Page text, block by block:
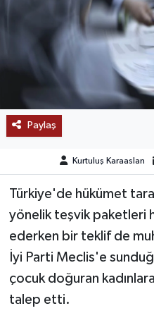
Paylaş
Kurtuluş Karaaslan
Türkiye'de hükümet
yönelik teşvik paketleri
ederken bir teklif de
İyi Parti Meclis'e
çocuk doğuran
talep etti.
KEŞFET
POPÜLER
DÜNYA
TREND
OTOMOTİV
TEKNOLOJİ